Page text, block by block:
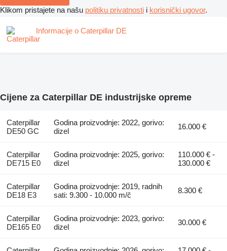
Klikom pristajete na našu politiku privatnosti i korisnički ugovor.
Informacije o Caterpillar DE
Cijene za Caterpillar DE industrijske opreme
Caterpillar
DE50 GC
Godina proizvodnje: 2022, gorivo:
dizel
16.000 €
Caterpillar
DE715 E0
Godina proizvodnje: 2025, gorivo:
dizel
110.000 € -
130.000 €
Caterpillar
DE18 E3
Godina proizvodnje: 2019, radnih
sati: 9.300 - 10.000 m/č
8.300 €
Caterpillar
DE165 E0
Godina proizvodnje: 2023, gorivo:
dizel
30.000 €